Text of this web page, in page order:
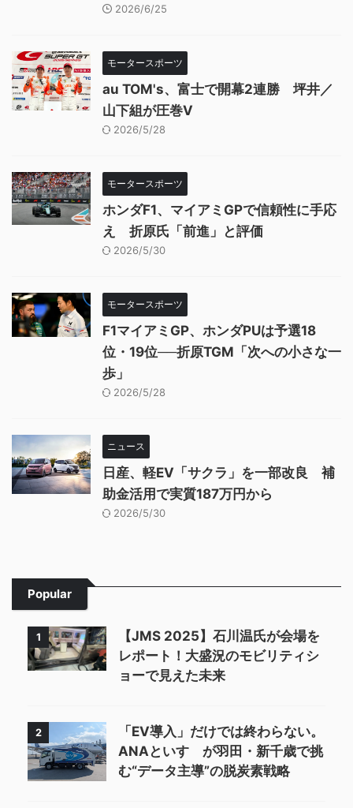
2026/6/25
モータースポーツ
au TOM's、富士で開幕2連勝 坪井／
山下組が圧巻V
2026/5/28
モータースポーツ
ホンダF1、マイアミGPで信頼性に手応
え 折原氏「前進」と評価
2026/5/30
モータースポーツ
F1マイアミGP、ホンダPUは予選18
位・19位──折原TGM「次への小さな一
歩」
2026/5/28
ニュース
日産、軽EV「サクラ」を一部改良 補
助金活用で実質187万円から
2026/5/30
Popular
1
【JMS 2025】石川温氏が会場を
レポート！大盛況のモビリティシ
ョーで見えた未来
2
「EV導入」だけでは終わらない。
ANAといすゞが羽田・新千歳で挑
む“データ主導”の脱炭素戦略